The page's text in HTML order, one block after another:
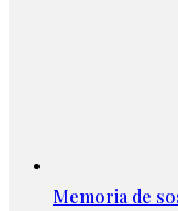
Memoria de